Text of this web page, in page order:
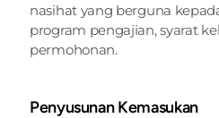
nasihat yang berguna
program pengajian, syarat
permohonan.
Penyusunan Kemasukan